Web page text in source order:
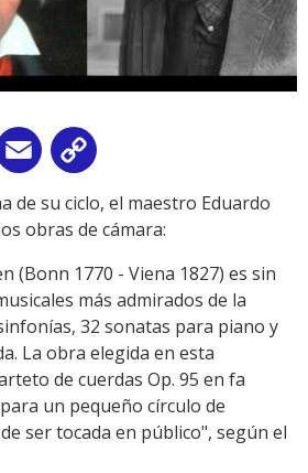
Email
Link
de su ciclo, el maestro Eduardo
obras de cámara:
(Bonn 1770 - Viena 1827) es sin
más admirados de la
32 sonatas para piano y
La obra elegida en esta
de cuerdas Op. 95 en fa
un pequeño círculo de
ser tocada en público", según el